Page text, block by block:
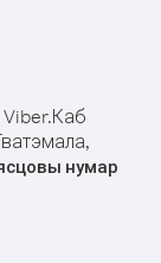
Каб
нумар